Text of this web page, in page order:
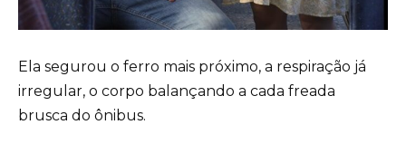
Ela segurou o ferro mais próximo, a respiração já
irregular, o corpo balançando a cada freada
brusca do ônibus.